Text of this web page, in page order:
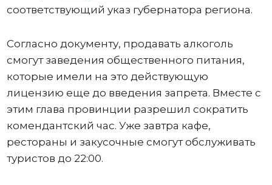
соответствующий указ губернатора региона.
Согласно документу, продавать алкоголь
смогут заведения общественного питания,
которые имели на это действующую
лицензию еще до введения запрета. Вместе с
этим глава провинции разрешил сократить
комендантский час. Уже завтра кафе,
рестораны и закусочные смогут обслуживать
туристов до 22:00.